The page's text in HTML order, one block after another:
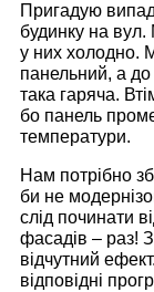
Пригадую
будинку на
у них холодно.
панельний, а
така гаряча.
бо панель
температури.
Нам потрібно
би не
слід починати
фасадів – раз!
відчутний
відповідні